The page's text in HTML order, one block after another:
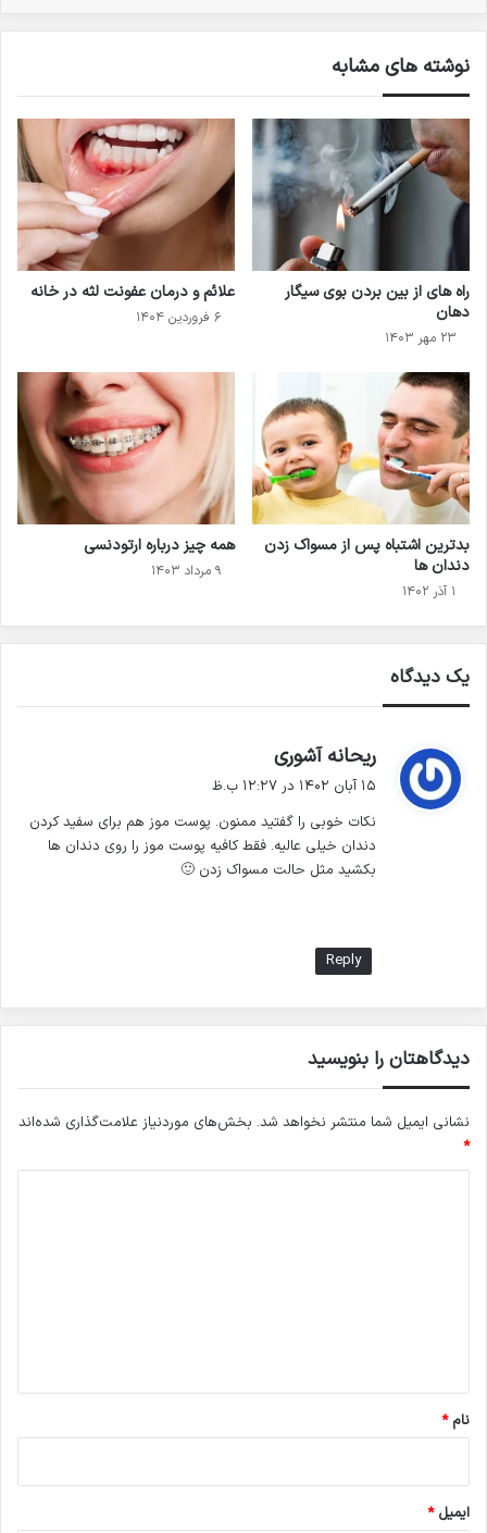
نوشته های مشابه
راه های از بین بردن بوی سیگار
دهان
۲۳ مهر ۱۴۰۳
علائم و درمان عفونت لثه در خانه
۶ فروردین ۱۴۰۴
بدترین اشتباه پس از مسواک زدن
دندان ها
۱ آذر ۱۴۰۲
همه چیز درباره ارتودنسی
۹ مرداد ۱۴۰۳
یک دیدگاه
ریحانه آشوری
ف
:
۱۵ آبان ۱۴۰۲ در ۱۲:۲۷ ب.ظ
نکات خوبی را گفتید ممنون. پوست موز هم برای سفید کردن
دندان خیلی عالیه. فقط کافیه پوست موز را روی دندان ها
بکشید مثل حالت مسواک زدن 🙂
Reply
دیدگاهتان را بنویسید
نشانی ایمیل شما منتشر نخواهد شد. بخش‌های موردنیاز علامت‌گذاری شده‌اند
*
نام*
ایمیل*